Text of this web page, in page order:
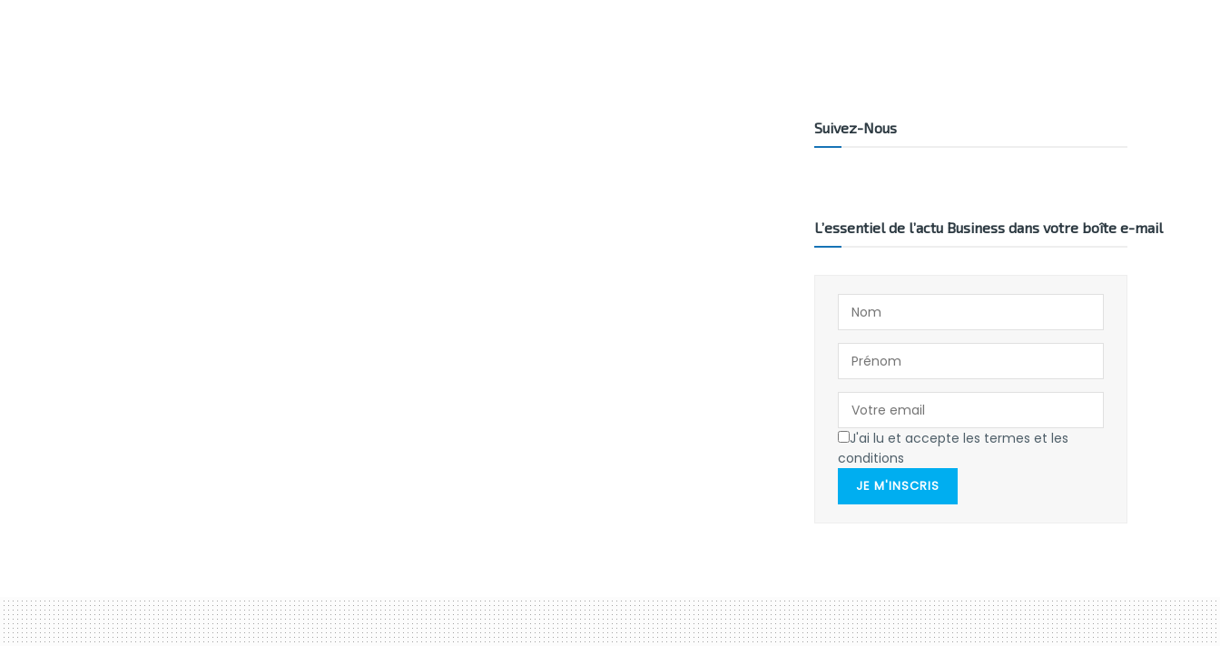
Suivez-Nous
L’essentiel de l’actu Business dans votre boîte e-mail
J'ai lu et accepte les termes et les
conditions
JE M'INSCRIS